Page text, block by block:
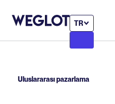
TR
Uluslararası pazarlama